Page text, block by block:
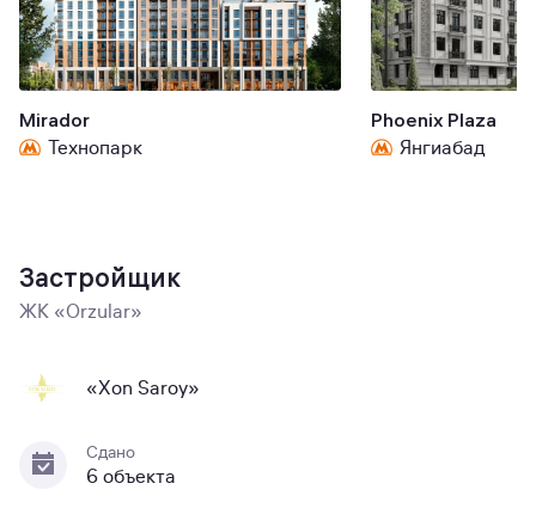
Mirador
Технопарк
Phoenix Plaza
Янгиабад
Застройщик
ЖК «Orzular»
«Xon Saroy»
Сдано
6 объекта